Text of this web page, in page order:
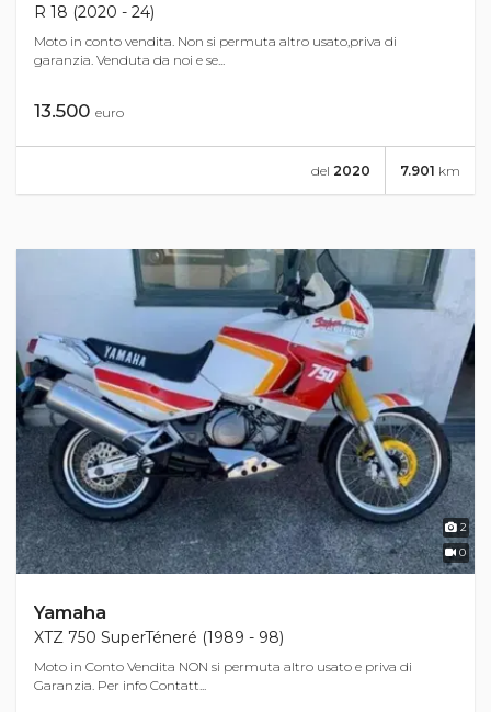
R 18 (2020 - 24)
Moto in conto vendita. Non si permuta altro usato,priva di
garanzia. Venduta da noi e se...
13.500 euro
7.901 km
del 2020
2
0
Yamaha
XTZ 750 SuperTéneré (1989 - 98)
Moto in Conto Vendita NON si permuta altro usato e priva di
Garanzia. Per info Contatt...